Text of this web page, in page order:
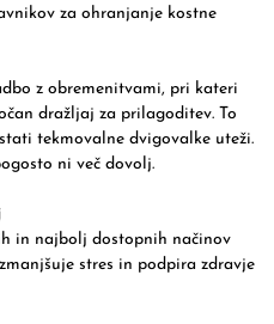
za ohranjanje kostne
z obremenitvami, pri kateri
dražljaj za prilagoditev. To
tekmovalne dvigovalke uteži.
ni več dovolj.
in najbolj dostopnih načinov
stres in podpira zdravje